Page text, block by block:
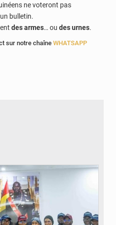
ne voteront pas
bulletin.
des armes… ou des urnes.
sur notre chaîne WHATSAPP